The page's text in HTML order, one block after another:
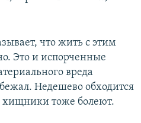
что жить с этим
Это и испорченные
вреда
Недешево обходится
хищники тоже болеют.